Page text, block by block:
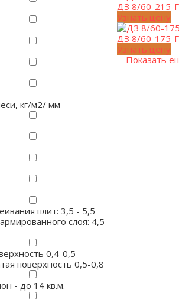
кг/м2/ мм
плит: 3,5 - 5,5
слоя: 4,5
0,4-0,5
поверхность 0,5-0,8
- до 14 кв.м.
ДЗ 8/60-215-
Узнать цену
ДЗ 8/60-175-
Узнать цену
Показать